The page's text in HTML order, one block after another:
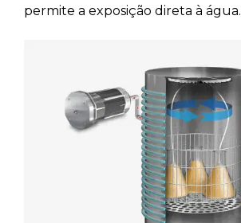
permite a exposição direta à água.